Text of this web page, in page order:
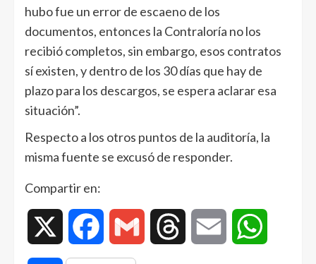
hubo fue un error de escaeno de los
documentos, entonces la Contraloría no los
recibió completos, sin embargo, esos contratos
sí existen, y dentro de los 30 días que hay de
plazo para los descargos, se espera aclarar esa
situación”.
Respecto a los otros puntos de la auditoría, la
misma fuente se excusó de responder.
Compartir en:
Facebook Gmail Threads Email